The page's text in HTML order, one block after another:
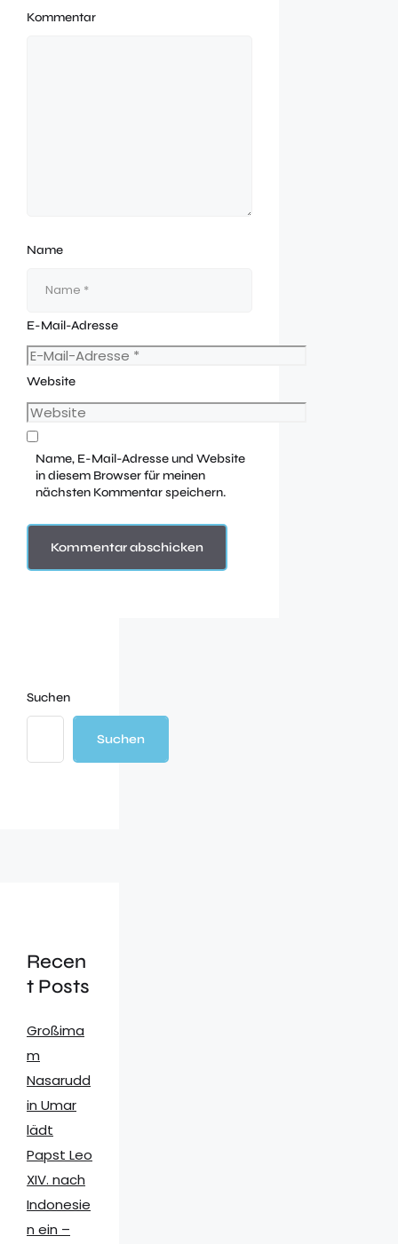
Kommentar
Name
E-Mail-Adresse
Website
Name, E-Mail-Adresse und Website
in diesem Browser für meinen
nächsten Kommentar speichern.
Suchen
Suchen
Recen
t Posts
Großima
m
Nasarudd
in Umar
lädt
Papst Leo
XIV. nach
Indonesie
n ein –